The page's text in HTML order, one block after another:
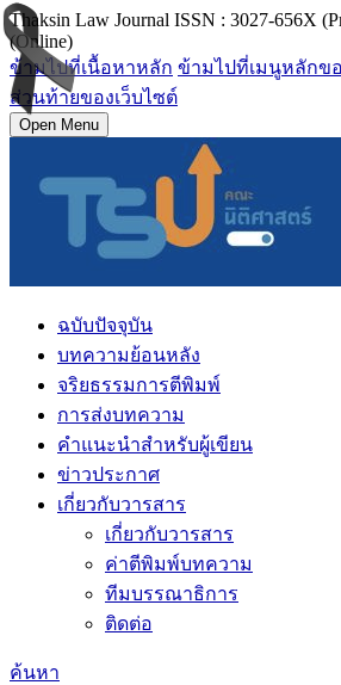
Thaksin Law Journal ISSN : 3027-656X
(Online)
ข้ามไปที่เนื้อหาหลัก ข้ามไปที่เมนูหลักข
ส่วนท้ายของเว็บไซต์
Open Menu
ฉบับปัจจุบัน
บทความย้อนหลัง
จริยธรรมการตีพิมพ์
การส่งบทความ
คำแนะนำสำหรับผู้เขียน
ข่าวประกาศ
เกี่ยวกับวารสาร
เกี่ยวกับวารสาร
ค่าตีพิมพ์บทความ
ทีมบรรณาธิการ
ติดต่อ
ค้นหา